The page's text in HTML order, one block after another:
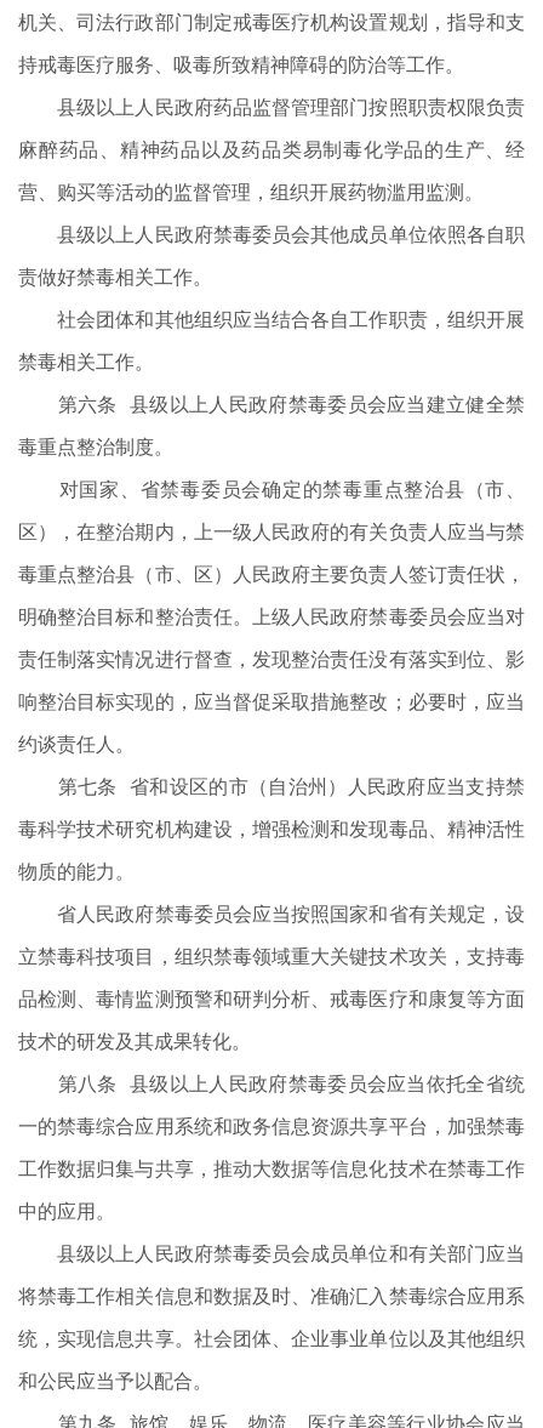
机关、司法行政部门制定戒毒医疗机构设置规划，指导和支
持戒毒医疗服务、吸毒所致精神障碍的防治等工作。
县级以上人民政府药品监督管理部门按照职责权限负责
麻醉药品、精神药品以及药品类易制毒化学品的生产、经
营、购买等活动的监督管理，组织开展药物滥用监测。
县级以上人民政府禁毒委员会其他成员单位依照各自职
责做好禁毒相关工作。
社会团体和其他组织应当结合各自工作职责，组织开展
禁毒相关工作。
第六条 县级以上人民政府禁毒委员会应当建立健全禁
毒重点整治制度。
对国家、省禁毒委员会确定的禁毒重点整治县（市、
区），在整治期内，上一级人民政府的有关负责人应当与禁
毒重点整治县（市、区）人民政府主要负责人签订责任状，
明确整治目标和整治责任。上级人民政府禁毒委员会应当对
责任制落实情况进行督查，发现整治责任没有落实到位、影
响整治目标实现的，应当督促采取措施整改；必要时，应当
约谈责任人。
第七条 省和设区的市（自治州）人民政府应当支持禁
毒科学技术研究机构建设，增强检测和发现毒品、精神活性
物质的能力。
省人民政府禁毒委员会应当按照国家和省有关规定，设
立禁毒科技项目，组织禁毒领域重大关键技术攻关，支持毒
品检测、毒情监测预警和研判分析、戒毒医疗和康复等方面
技术的研发及其成果转化。
第八条 县级以上人民政府禁毒委员会应当依托全省统
一的禁毒综合应用系统和政务信息资源共享平台，加强禁毒
工作数据归集与共享，推动大数据等信息化技术在禁毒工作
中的应用。
县级以上人民政府禁毒委员会成员单位和有关部门应当
将禁毒工作相关信息和数据及时、准确汇入禁毒综合应用系
统，实现信息共享。社会团体、企业事业单位以及其他组织
和公民应当予以配合。
第九条 旅馆、娱乐、物流、医疗美容等行业协会应当